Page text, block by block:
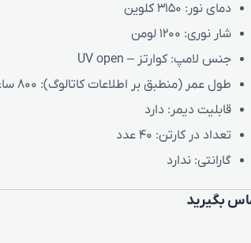
دمای نور: 3150 کلوین
شار نوری: 1200 لومن
جنس لامپ:کوارتز – UV open
طول عمر (منطبق بر اطلاعات کاتالوگ): 800 ساعت
قابلیت دیمر: دارد
تعداد در کارتن: 40 عدد
گارانتی: ندارد
بگیرید